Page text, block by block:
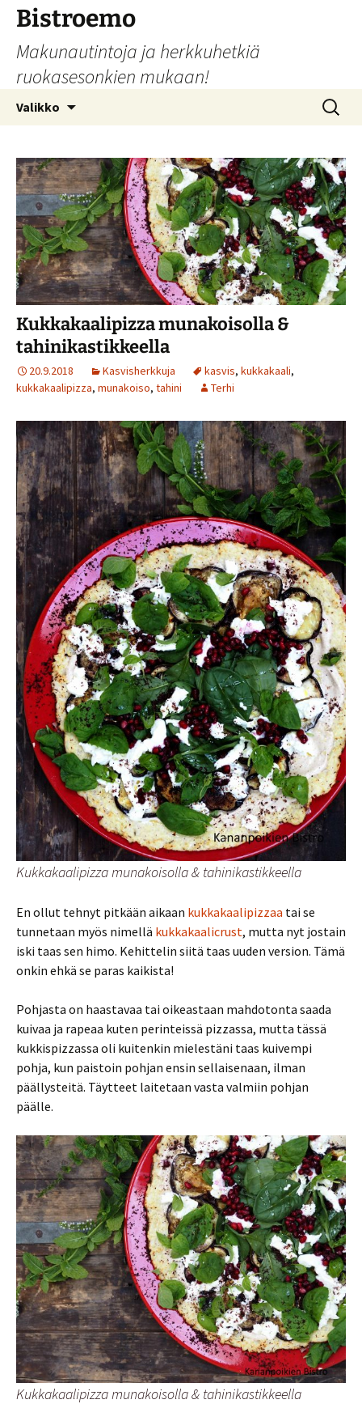
Siirry
sisältöön
Bistroemo
Makunautintoja ja herkkuhetkiä
ruokasesonkien mukaan!
Valikko Haku:
Kukkakaalipizza munakoisolla &
tahinikastikkeella
20.9.2018 Kasvisherkkuja kasvis, kukkakaali,
kukkakaalipizza, munakoiso, tahini Terhi
Kukkakaalipizza munakoisolla & tahinikastikkeella
En ollut tehnyt pitkään aikaan kukkakaalipizzaa tai se
tunnetaan myös nimellä kukkakaalicrust, mutta nyt jostain
iski taas sen himo. Kehittelin siitä taas uuden version. Tämä
onkin ehkä se paras kaikista!
Pohjasta on haastavaa tai oikeastaan mahdotonta saada
kuivaa ja rapeaa kuten perinteissä pizzassa, mutta tässä
kukkispizzassa oli kuitenkin mielestäni taas kuivempi
pohja, kun paistoin pohjan ensin sellaisenaan, ilman
päällysteitä. Täytteet laitetaan vasta valmiin pohjan
päälle.
Kukkakaalipizza munakoisolla & tahinikastikkeella